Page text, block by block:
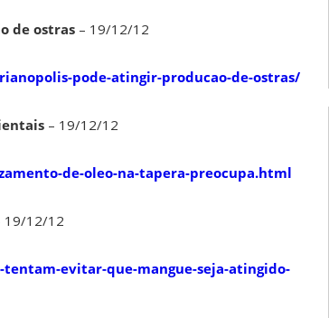
de ostras – 19/12/12
pode-atingir-producao-de-ostras/
– 19/12/12
de-oleo-na-tapera-preocupa.html
19/12/12
evitar-que-mangue-seja-atingido-